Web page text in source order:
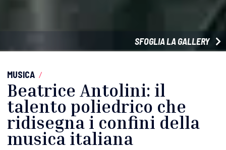
SFOGLIA LA GALLERY
MUSICA /
Beatrice Antolini: il
talento poliedrico che
ridisegna i confini della
musica italiana